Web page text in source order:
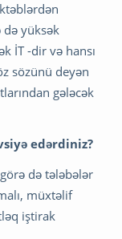
də yüksək
İT -dir və hansı
sözünü deyən
gələcək
edərdiniz?
də tələbələr
müxtəlif
iştirak